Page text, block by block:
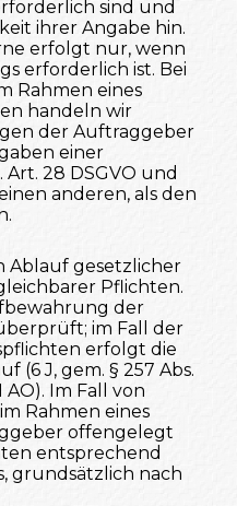
sind und
ihrer Angabe hin.
erfolgt nur, wenn
erforderlich ist. Bei
Rahmen eines
handeln wir
der Auftraggeber
einer
28 DSGVO und
anderen, als den
Ablauf gesetzlicher
Pflichten.
der
im Fall der
erfolgt die
(6 J, gem. § 257 Abs.
AO). Im Fall von
Rahmen eines
offengelegt
entsprechend
grundsätzlich nach